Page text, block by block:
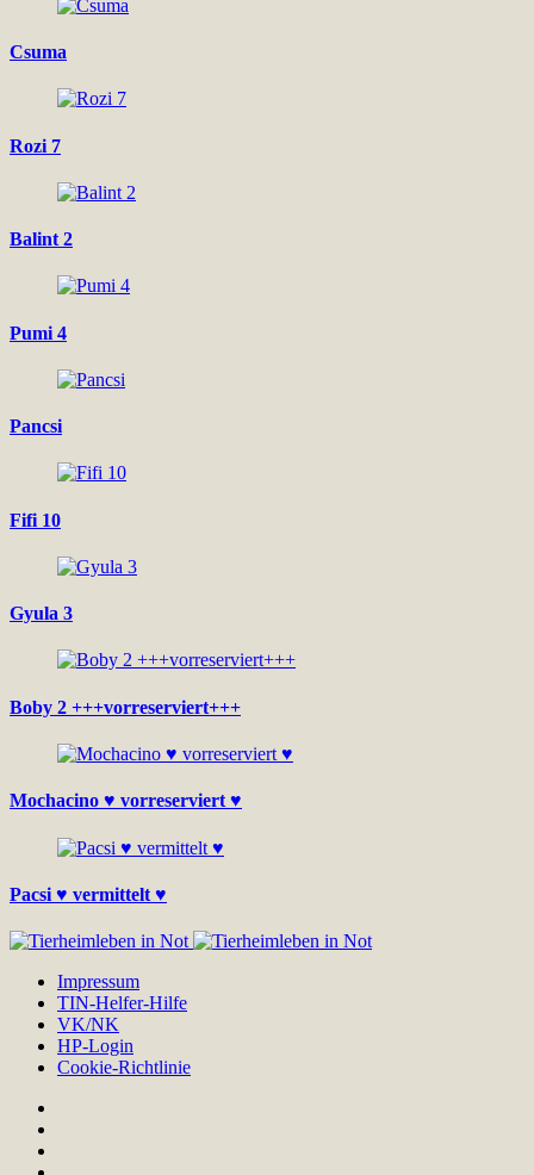
Csuma
Rozi 7
Balint 2
Pumi 4
Pancsi
Fifi 10
Gyula 3
Boby 2 +++vorreserviert+++
Mochacino ♥ vorreserviert ♥
Pacsi ♥ vermittelt ♥
Impressum
TIN-Helfer-Hilfe
VK/NK
HP-Login
Cookie-Richtlinie